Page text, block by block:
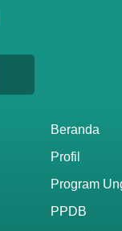
Beranda
Profil
Program
PPDB